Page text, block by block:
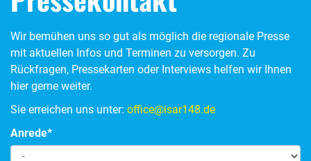
Wir bemühen uns so gut als möglich die regionale Presse
mit aktuellen Infos und Terminen zu versorgen. Zu
Rückfragen, Pressekarten oder Interviews helfen wir Ihnen
hier gerne weiter.
Sie erreichen uns unter: office@isar148.de
Anrede*